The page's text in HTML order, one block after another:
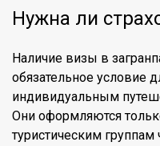
Нужна ли
Наличие визы в
обязательное условие
индивидуальным
Они оформляются
туристическим